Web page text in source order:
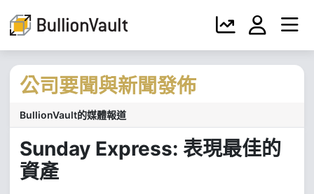
公司要聞與新聞發佈
BullionVault的媒體報道
Sunday Express: 表現最佳的
資產